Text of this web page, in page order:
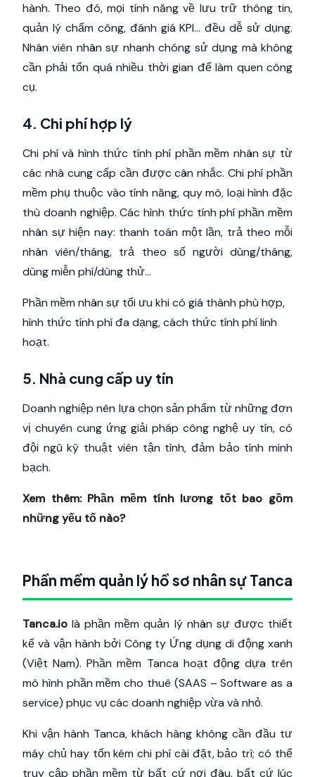
hành. Theo đó, mọi tính năng về lưu trữ thông tin,
quản lý chấm công, đánh giá KPI… đều dễ sử dụng.
Nhân viên nhân sự nhanh chóng sử dụng mà không
cần phải tốn quá nhiều thời gian để làm quen công
cụ.
4. Chi phí hợp lý
Chi phí và hình thức tính phí phần mềm nhân sự từ
các nhà cung cấp cần được cân nhắc. Chi phí phần
mềm phụ thuộc vào tính năng, quy mô, loại hình đặc
thù doanh nghiệp. Các hình thức tính phí phần mềm
nhân sự hiện nay: thanh toán một lần, trả theo mỗi
nhân viên/tháng, trả theo số người dùng/tháng,
dùng miễn phí/dùng thử...
Phần mềm nhân sự tối ưu khi có giá thành phù hợp,
hình thức tính phí đa dạng, cách thức tính phí linh
hoạt.
5. Nhà cung cấp uy tín
Doanh nghiệp nên lựa chọn sản phẩm từ những đơn
vị chuyên cung ứng giải pháp công nghệ uy tín, có
đội ngũ kỹ thuật viên tận tình, đảm bảo tính minh
bạch.
Xem thêm: Phần mềm tính lương tốt bao gồm
những yếu tố nào?
Phần mềm quản lý hồ sơ nhân sự Tanca
Tanca.io là phần mềm quản lý nhân sự được thiết
kế và vận hành bởi Công ty Ứng dụng di động xanh
(Việt Nam). Phần mềm Tanca hoạt động dựa trên
mô hình phần mềm cho thuê (SAAS – Software as a
service) phục vụ các doanh nghiệp vừa và nhỏ.
Khi vận hành Tanca, khách hàng không cần đầu tư
máy chủ hay tốn kém chi phí cài đặt, bảo trì; có thể
truy cập phần mềm từ bất cứ nơi đâu, bất cứ lúc